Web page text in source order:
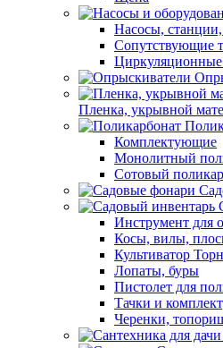
Насосы,
Сопутствующие
Пленка, укрывной
Комплектующие
Монолитный
Сотовый
Инструмент для
Косы, вилы,
Культиватор
Лопаты, буры
Пистолет для
Тачки и
Черенки,